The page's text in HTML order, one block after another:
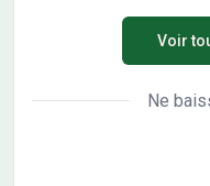
panorama
lac et montagne, ces
associent architecture
harmonie avec leur
Voir
Ne